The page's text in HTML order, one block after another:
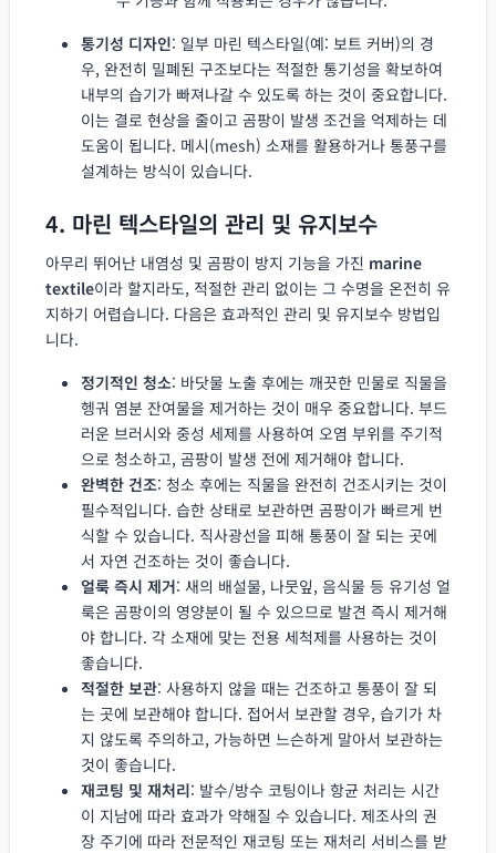
통기성 디자인: 일부 마린 텍스타일(예: 보트 커버)의 경
우, 완전히 밀폐된 구조보다는 적절한 통기성을 확보하여
내부의 습기가 빠져나갈 수 있도록 하는 것이 중요합니다.
이는 결로 현상을 줄이고 곰팡이 발생 조건을 억제하는 데
도움이 됩니다. 메시(mesh) 소재를 활용하거나 통풍구를
설계하는 방식이 있습니다.
4. 마린 텍스타일의 관리 및 유지보수
아무리 뛰어난 내염성 및 곰팡이 방지 기능을 가진 marine
textile이라 할지라도, 적절한 관리 없이는 그 수명을 온전히 유
지하기 어렵습니다. 다음은 효과적인 관리 및 유지보수 방법입
니다.
정기적인 청소: 바닷물 노출 후에는 깨끗한 민물로 직물을
헹궈 염분 잔여물을 제거하는 것이 매우 중요합니다. 부드
러운 브러시와 중성 세제를 사용하여 오염 부위를 주기적
으로 청소하고, 곰팡이 발생 전에 제거해야 합니다.
완벽한 건조: 청소 후에는 직물을 완전히 건조시키는 것이
필수적입니다. 습한 상태로 보관하면 곰팡이가 빠르게 번
식할 수 있습니다. 직사광선을 피해 통풍이 잘 되는 곳에
서 자연 건조하는 것이 좋습니다.
얼룩 즉시 제거: 새의 배설물, 나뭇잎, 음식물 등 유기성 얼
룩은 곰팡이의 영양분이 될 수 있으므로 발견 즉시 제거해
야 합니다. 각 소재에 맞는 전용 세척제를 사용하는 것이
좋습니다.
적절한 보관: 사용하지 않을 때는 건조하고 통풍이 잘 되
는 곳에 보관해야 합니다. 접어서 보관할 경우, 습기가 차
지 않도록 주의하고, 가능하면 느슨하게 말아서 보관하는
것이 좋습니다.
재코팅 및 재처리: 발수/방수 코팅이나 항균 처리는 시간
이 지남에 따라 효과가 약해질 수 있습니다. 제조사의 권
장 주기에 따라 전문적인 재코팅 또는 재처리 서비스를 받